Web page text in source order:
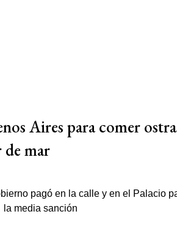
Aires para comer
de mar